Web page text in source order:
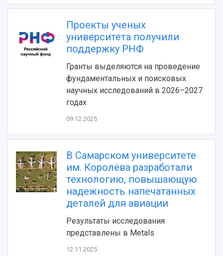
Устойчивое развитие
Кампус
3D-тур по университету
Учебный аэродром
Центр истории авиационных двигателей
Ботанический сад
Умный дом бабочек
Сведения об образовательной организации
Официальные документы
Видеолекции
Противодействие COVID-19
Журналы Самарского университета
Научные конференции
Патенты
Отчеты о проведенных конференциях
Проекты ученых
университета получили
поддержку РНФ
Гранты выделяются на проведение
фундаментальных и поисковых
научных исследований в 2026–2027
годах
09.12.2025
В Самарском университете
им. Королёва разработали
технологию, повышающую
надежность напечатанных
деталей для авиации
Результаты исследования
представлены в Metals
12.11.2025